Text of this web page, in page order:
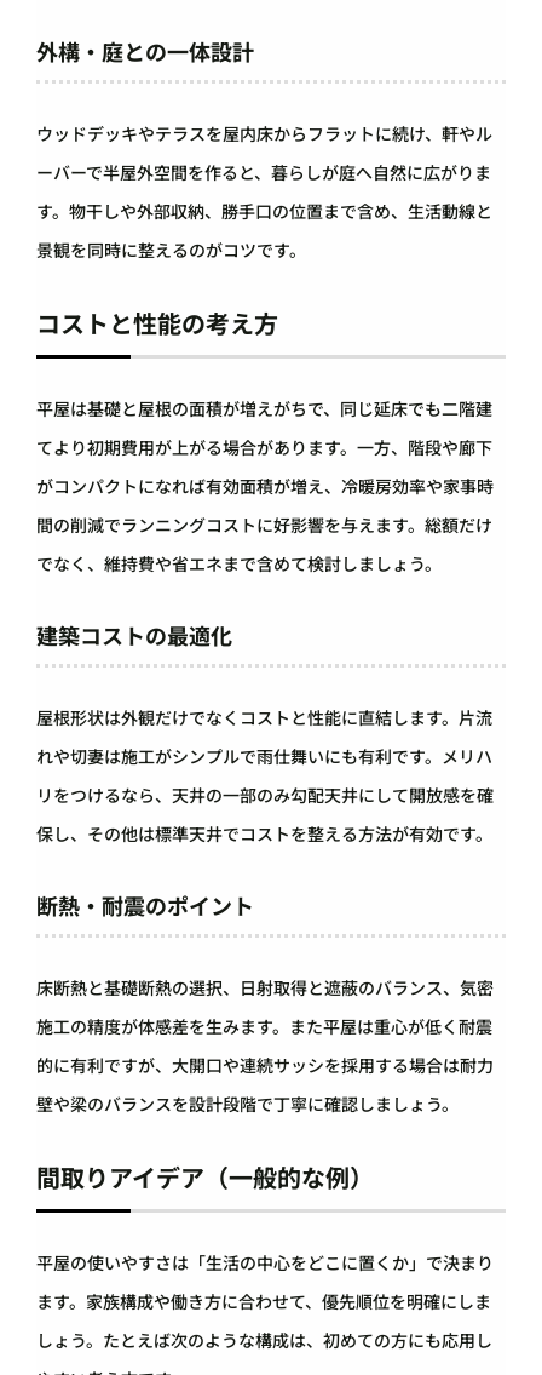
外構・庭との一体設計
ウッドデッキやテラスを屋内床からフラットに続け、軒やル
ーバーで半屋外空間を作ると、暮らしが庭へ自然に広がりま
す。物干しや外部収納、勝手口の位置まで含め、生活動線と
景観を同時に整えるのがコツです。
コストと性能の考え方
平屋は基礎と屋根の面積が増えがちで、同じ延床でも二階建
てより初期費用が上がる場合があります。一方、階段や廊下
がコンパクトになれば有効面積が増え、冷暖房効率や家事時
間の削減でランニングコストに好影響を与えます。総額だけ
でなく、維持費や省エネまで含めて検討しましょう。
建築コストの最適化
屋根形状は外観だけでなくコストと性能に直結します。片流
れや切妻は施工がシンプルで雨仕舞いにも有利です。メリハ
リをつけるなら、天井の一部のみ勾配天井にして開放感を確
保し、その他は標準天井でコストを整える方法が有効です。
断熱・耐震のポイント
床断熱と基礎断熱の選択、日射取得と遮蔽のバランス、気密
施工の精度が体感差を生みます。また平屋は重心が低く耐震
的に有利ですが、大開口や連続サッシを採用する場合は耐力
壁や梁のバランスを設計段階で丁寧に確認しましょう。
間取りアイデア（一般的な例）
平屋の使いやすさは「生活の中心をどこに置くか」で決まり
ます。家族構成や働き方に合わせて、優先順位を明確にしま
しょう。たとえば次のような構成は、初めての方にも応用し